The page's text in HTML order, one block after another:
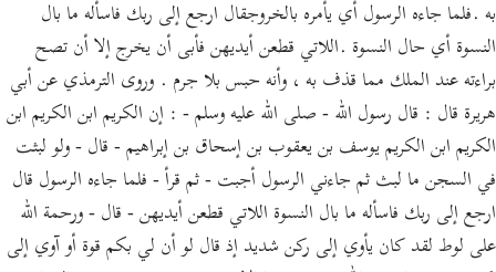
به .فلما جاءه الرسول أي يأمره بالخروجقال ارجع إلى ربك فاسأله ما بال
النسوة أي حال النسوة .اللاتي قطعن أيديهن فأبى أن يخرج إلا أن تصح
براءته عند الملك مما قذف به ، وأنه حبس بلا جرم . وروى الترمذي عن أبي
هريرة قال : قال رسول الله - صلى الله عليه وسلم - : إن الكريم ابن الكريم ابن
الكريم ابن الكريم يوسف بن يعقوب بن إسحاق بن إبراهيم - قال - ولو لبثت
في السجن ما لبث ثم جاءني الرسول أجبت - ثم قرأ - فلما جاءه الرسول قال
ارجع إلى ربك فاسأله ما بال النسوة اللاتي قطعن أيديهن - قال - ورحمة الله
على لوط لقد كان يأوي إلى ركن شديد إذ قال لو أن لي بكم قوة أو آوي إلى